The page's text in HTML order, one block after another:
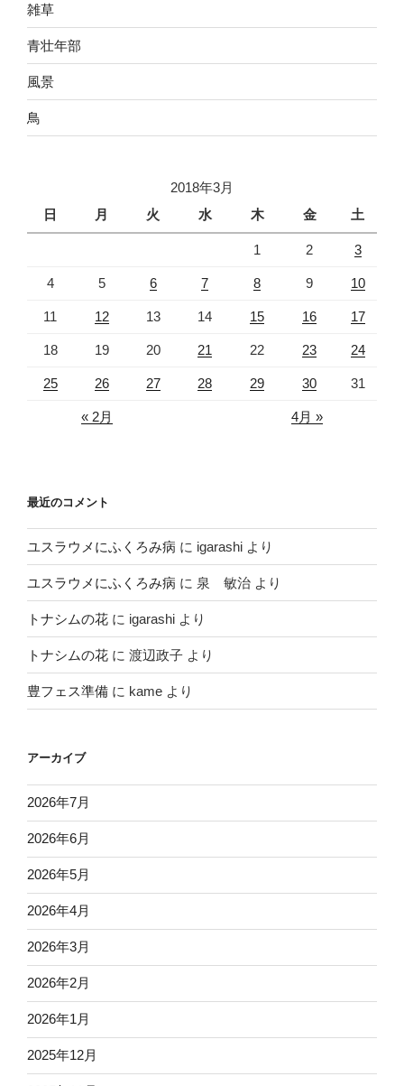
雑草
青壮年部
風景
鳥
2018年3月
日
月 火 水 木 金 土
1 2 3
4 5 6 7 8 9 10
11 12 13 14 15 16 17
18 19 20 21 22 23 24
25 26 27 28 29 30 31
« 2月 4月 »
最近のコメント
ユスラウメにふくろみ病 に igarashi より
ユスラウメにふくろみ病 に 泉 敏治 より
トナシムの花 に igarashi より
トナシムの花 に 渡辺政子 より
豊フェス準備 に kame より
アーカイブ
2026年7月
2026年6月
2026年5月
2026年4月
2026年3月
2026年2月
2026年1月
2025年12月